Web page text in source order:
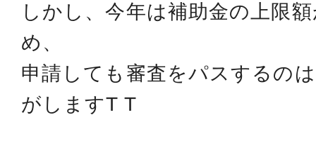
しかし、今年は補助金の上限
め、
申請しても審査をパスするの
がしますT T